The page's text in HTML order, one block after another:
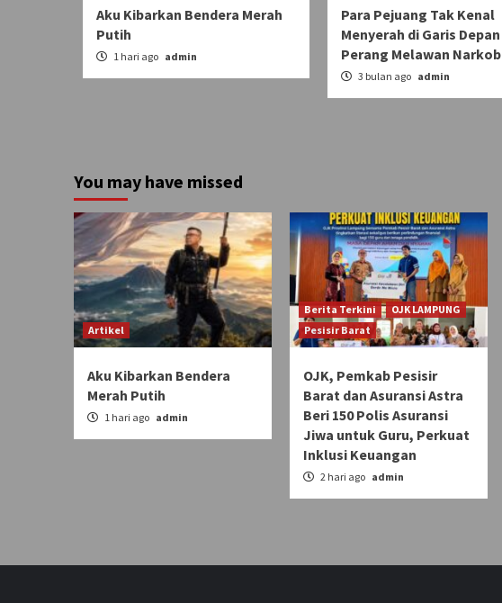
Aku Kibarkan Bendera Merah
Putih
1 hari ago admin
Para Pejuang Tak Kenal
Menyerah di Garis Depan
Perang Melawan
3 bulan ago admin
You may have missed
Artikel
Aku Kibarkan Bendera
Merah Putih
1 hari ago admin
Berita Terkini
OJK LAMPUNG
Pesisir Barat
OJK, Pemkab Pesisir
Barat dan Asuransi Astra
Beri 150 Polis Asuransi
Jiwa untuk Guru, Perkuat
Inklusi Keuangan
2 hari ago admin